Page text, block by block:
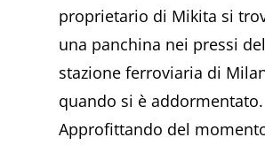
proprietario di Mikita si
una panchina nei pressi
stazione ferroviaria di
quando si è addormentato.
Approfittando del